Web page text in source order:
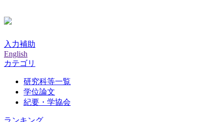
入力補助
English
カテゴリ
研究科等一覧
学位論文
紀要・学協会
ランキング